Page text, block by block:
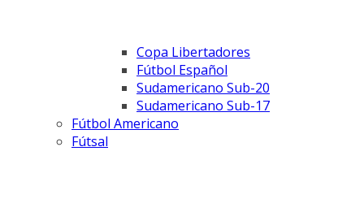
Copa Libertadores
Fútbol Español
Sudamericano Sub-20
Sudamericano Sub-17
Fútbol Americano
Fútsal